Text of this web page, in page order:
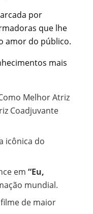
por
que lhe
amor do público.
mais
Melhor Atriz
Coadjuvante
icônica do
em“Eu,
mundial.
de maior